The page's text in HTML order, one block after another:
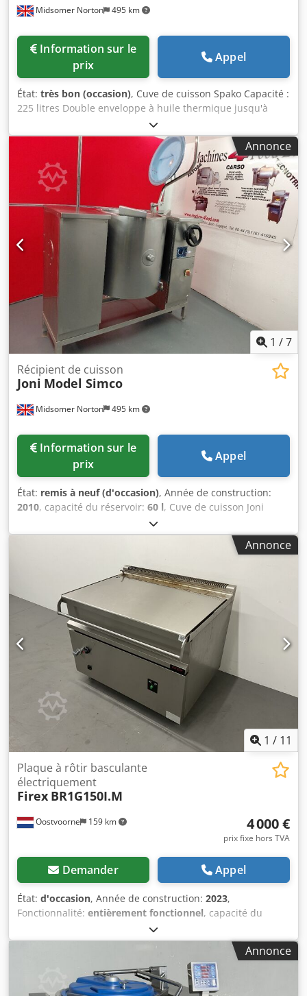
Midsomer Norton 495 km
prix
Appel
État: très bon (occasion), Cuve de cuisson Spako Capacité :
225 litres Double enveloppe à huile thermique jusqu'à
150°C Bras mélangeur raclant Vidange par robinet Cedpfsy
Tnmrjx Anieha Nouveau contrôleur de processus installé
Deux nouveaux éléments chauffants installés Nouvelle
isolation installée
Annonce
1 /7
Midsomer Norton 495 km
Récipient de cuisson
Joni Model Simco
prix
Appel
État: remis à neuf (d'occasion), Année de construction:
2010, capacité du réservoir: 60 l, Cuve de cuisson Joni
Capacité : 50 / 60 litres Chauffée par générateur de vapeur
intégré Chsdpfx Ajxvy Udenisa Vidange par robinet et/ou
Annonce
1 / 11
Oostvoorne 159 km
Plaque à rôtir basculante
électriquement
Firex BR1G150I.M
4 000 €
prix fixe hors TVA
Demander Appel
État: d'occasion, Année de construction: 2023,
Fonctionnalité: entièrement fonctionnel, capacité du
, longueur totale:
900 mm, hauteur totale:1 010 mm, puissance:30 kW
230 V , Plaque de cuisson
inclinable électroniquement de la marque Firex. - Année
de fabrication : 2023 - Modèle : BR1G1150I.M
Annonce